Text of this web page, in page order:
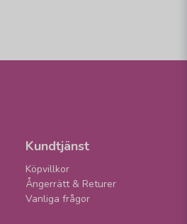
Kundtjänst
Köpvillkor
Ångerrätt & Returer
Vanliga frågor